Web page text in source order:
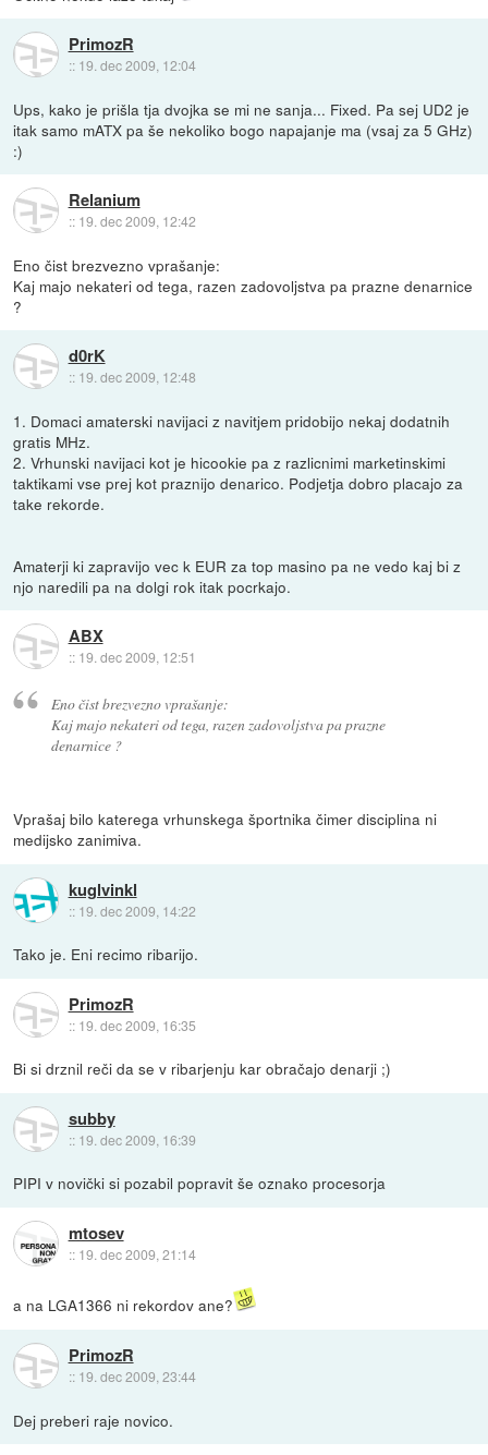
PrimozR
:: 19. dec 2009, 12:04
Ups, kako je prišla tja dvojka se mi ne sanja... Fixed. Pa sej UD2 je
itak samo mATX pa še nekoliko bogo napajanje ma (vsaj za 5 GHz)
:)
Relanium
:: 19. dec 2009, 12:42
Eno čist brezvezno vprašanje:
Kaj majo nekateri od tega, razen zadovoljstva pa prazne denarnice
?
d0rK
:: 19. dec 2009, 12:48
1. Domaci amaterski navijaci z navitjem pridobijo nekaj dodatnih
gratis MHz.
2. Vrhunski navijaci kot je hicookie pa z razlicnimi marketinskimi
taktikami vse prej kot praznijo denarico. Podjetja dobro placajo za
take rekorde.
Amaterji ki zapravijo vec k EUR za top masino pa ne vedo kaj bi z
njo naredili pa na dolgi rok itak pocrkajo.
ABX
:: 19. dec 2009, 12:51
Eno čist brezvezno vprašanje:
Kaj majo nekateri od tega, razen zadovoljstva pa prazne
denarnice ?
Vprašaj bilo katerega vrhunskega športnika čimer disciplina ni
medijsko zanimiva.
kuglvinkl
:: 19. dec 2009, 14:22
Tako je. Eni recimo ribarijo.
PrimozR
:: 19. dec 2009, 16:35
Bi si drznil reči da se v ribarjenju kar obračajo denarji ;)
subby
:: 19. dec 2009, 16:39
PIPI v novički si pozabil popravit še oznako procesorja
mtosev
:: 19. dec 2009, 21:14
a na LGA1366 ni rekordov ane?
PrimozR
:: 19. dec 2009, 23:44
Dej preberi raje novico.